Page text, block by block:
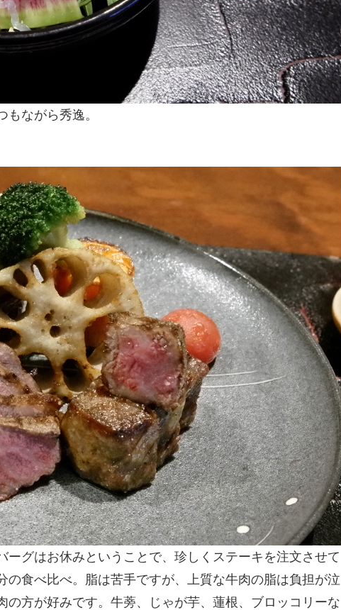
ながら秀逸。
ーグはお休みということで、珍しくステーキを注文させて
の食べ比べ。脂は苦手ですが、上質な牛肉の脂は負担が泣
の方が好みです。牛蒡、じゃが芋、蓮根、ブロッコリーな